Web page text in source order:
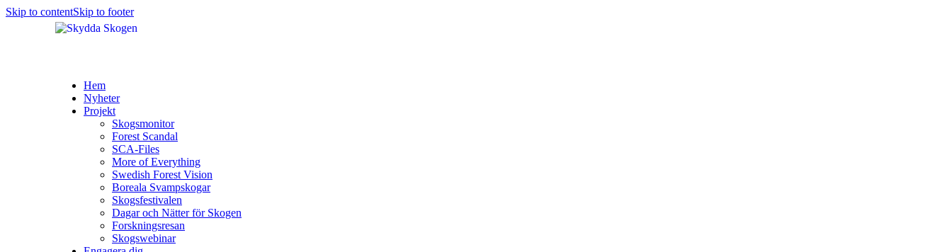
Skip to contentSkip to footer
Hem
Nyheter
Projekt
Skogsmonitor
Forest Scandal
SCA-Files
More of Everything
Swedish Forest Vision
Boreala Svampskogar
Skogsfestivalen
Dagar och Nätter för Skogen
Forskningsresan
Skogswebinar